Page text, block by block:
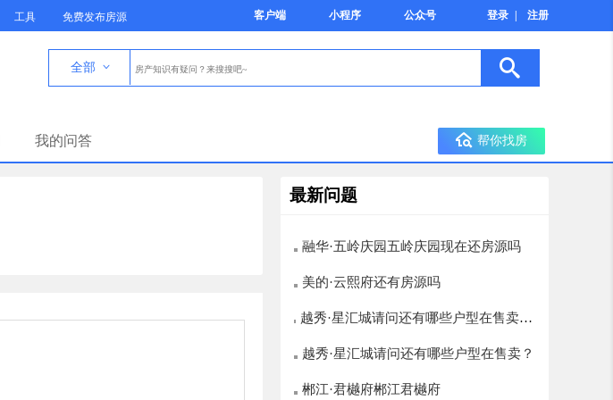
工具 免费发布房源 客户端 小程序 公众号 登录 注册
全部 
我的问答 帮你找房
最新问题
融华·五岭庆园五岭庆园现在还房源吗
美的·云熙府还有房源吗
越秀·星汇城请问还有哪些户型在售卖？
楼层选择有哪些，12层以上的有哪些
越秀·星汇城请问还有哪些户型在售卖？
郴江·君樾府郴江君樾府